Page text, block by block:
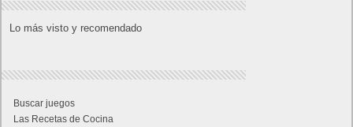
Lo más visto y recomendado
Buscar juegos
Las Recetas de Cocina